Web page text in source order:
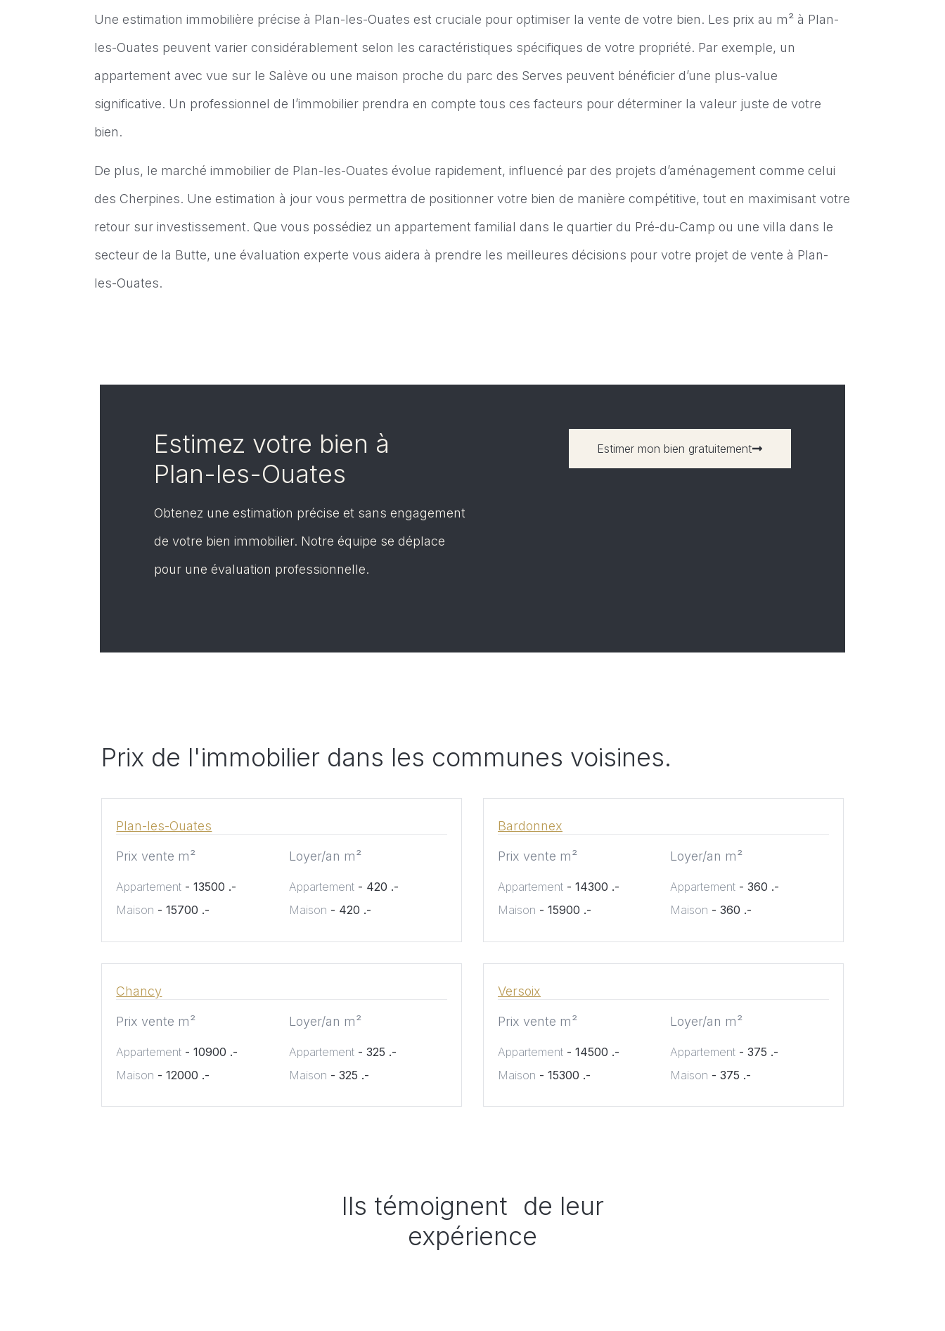
Une estimation immobilière précise à Plan-les-Ouates est cruciale pour optimiser la vente de votre bien. Les prix au m² à Plan-
les-Ouates peuvent varier considérablement selon les caractéristiques spécifiques de votre propriété. Par exemple, un
appartement avec vue sur le Salève ou une maison proche du parc des Serves peuvent bénéficier d’une plus-value
significative. Un professionnel de l’immobilier prendra en compte tous ces facteurs pour déterminer la valeur juste de votre
bien.
De plus, le marché immobilier de Plan-les-Ouates évolue rapidement, influencé par des projets d’aménagement comme celui
des Cherpines. Une estimation à jour vous permettra de positionner votre bien de manière compétitive, tout en maximisant votre
retour sur investissement. Que vous possédiez un appartement familial dans le quartier du Pré-du-Camp ou une villa dans le
secteur de la Butte, une évaluation experte vous aidera à prendre les meilleures décisions pour votre projet de vente à Plan-
les-Ouates.
Estimez votre bien à
Plan-les-Ouates
Obtenez une estimation précise et sans engagement
de votre bien immobilier. Notre équipe se déplace
pour une évaluation professionnelle.
Estimer mon bien gratuitement
Prix de l'immobilier dans les communes voisines.
Plan-les-Ouates
Prix vente m²
Appartement - 13500 .-
Maison - 15700 .-
Loyer/an m²
Appartement - 420 .-
Maison - 420 .-
Bardonnex
Prix vente m²
Appartement - 14300 .-
Maison - 15900 .-
Loyer/an m²
Appartement - 360 .-
Maison - 360 .-
Chancy
Prix vente m²
Appartement - 10900 .-
Maison - 12000 .-
Loyer/an m²
Appartement - 325 .-
Maison - 325 .-
Versoix
Prix vente m²
Appartement - 14500 .-
Maison - 15300 .-
Loyer/an m²
Appartement - 375 .-
Maison - 375 .-
Ils témoignent de leur
expérience